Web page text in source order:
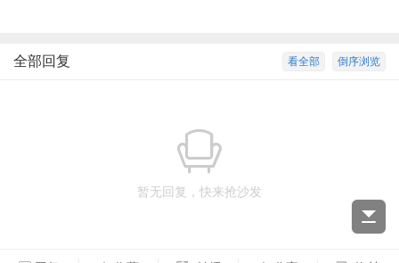
倒序浏览
看全部
全部回复
暂无回复，快来抢沙发